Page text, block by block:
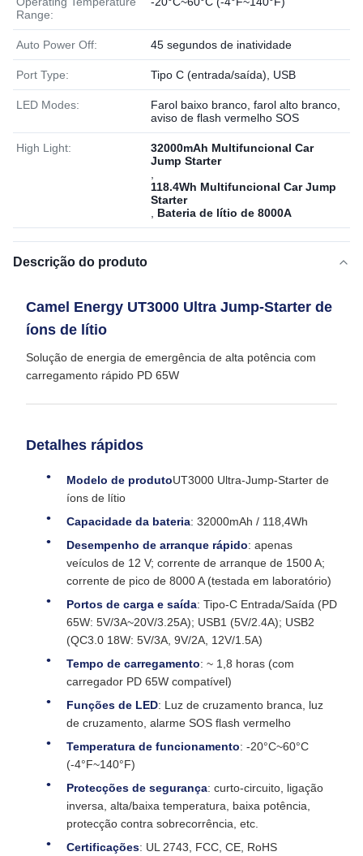
Range:
Auto Power Off: 45 segundos de inatividade
Port Type: Tipo C (entrada/saída), USB
LED Modes:
Farol baixo branco, farol alto branco,
aviso de flash vermelho SOS
High Light:
32000mAh Multifuncional Car
Jump Starter
118.4Wh Multifuncional Car Jump
Starter
Bateria de lítio de 8000A
Descrição do produto
Camel Energy UT3000 Ultra Jump-Starter de
íons de lítio
Solução de energia de emergência de alta potência com
carregamento rápido PD 65W
Detalhes rápidos
Modelo de produtoUT3000 Ultra-Jump-Starter de
íons de lítio
Capacidade da bateria: 32000mAh / 118,4Wh
Desempenho de arranque rápido: apenas
veículos de 12 V; corrente de arranque de 1500 A;
corrente de pico de 8000 A (testada em laboratório)
Portos de carga e saída: Tipo-C Entrada/Saída (PD
65W: 5V/3A~20V/3.25A); USB1 (5V/2.4A); USB2
(QC3.0 18W: 5V/3A, 9V/2A, 12V/1.5A)
Tempo de carregamento: ~ 1,8 horas (com
carregador PD 65W compatível)
Funções de LED: Luz de cruzamento branca, luz
de cruzamento, alarme SOS flash vermelho
Temperatura de funcionamento: -20°C~60°C
(-4°F~140°F)
Protecções de segurança: curto-circuito, ligação
inversa, alta/baixa temperatura, baixa potência,
protecção contra sobrecorrência, etc.
Certificações: UL 2743, FCC, CE, RoHS